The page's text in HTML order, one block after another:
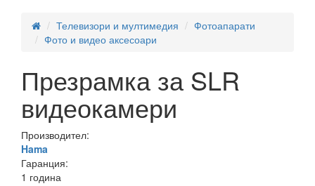
Телевизори и мултимедия
Фотоапарати
Фото и видео аксесоари
Презрамка за SLR
видеокамери
Производител:
Hama
Гаранция:
1 година